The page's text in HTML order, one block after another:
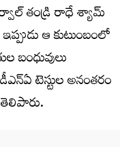
తండ్రి రాధే శ్యామ్
ఆ కుటుంబంలో
బంధువులు
టెస్టుల అనంత‌రం